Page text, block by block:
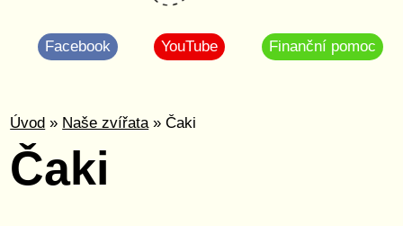
Facebook YouTube Finanční pomoc
Úvod » Naše zvířata» Čaki
Čaki